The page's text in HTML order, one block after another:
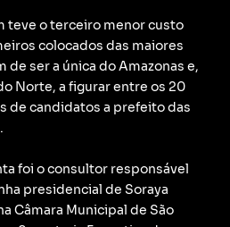
teve o terceiro menor custo
colocados das maiores
de ser a única do Amazonas e,
Norte, a figurar entre os 20
de candidatos a prefeito das
foi o consultor responsável
presidencial de Soraya
Câmara Municipal de São